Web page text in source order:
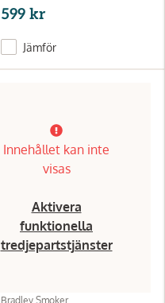
599 kr
Jämför
Innehållet kan inte
visas
Aktivera
funktionella
tredjepartstjänster
Bradley Smoker